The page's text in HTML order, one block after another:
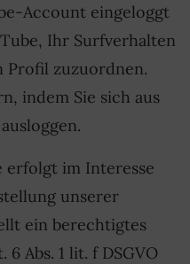
Account eingeloggt
Ihr Surfverhalten
zuzuordnen.
indem Sie sich aus
erfolgt im Interesse
unserer
ein berechtigtes
Abs. 1 lit. f DSGVO